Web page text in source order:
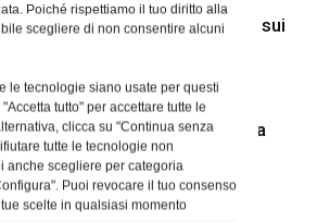
Poiché rispettiamo il tuo diritto alla
scegliere di non consentire alcuni
le tecnologie siano usate per questi
tutto" per accettare tutte le
clicca su "Continua senza
tutte le tecnologie non
anche scegliere per categoria
Puoi revocare il tuo consenso
scelte in qualsiasi momento
Carlo al Corso mostra di Mcl sui
dimora
accesso alla cripta di Santa